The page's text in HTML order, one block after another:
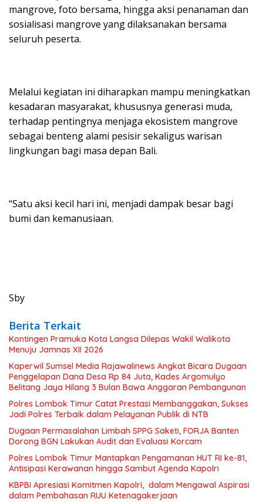
mangrove, foto bersama, hingga aksi penanaman dan
sosialisasi mangrove yang dilaksanakan bersama
seluruh peserta.
Melalui kegiatan ini diharapkan mampu meningkatkan
kesadaran masyarakat, khususnya generasi muda,
terhadap pentingnya menjaga ekosistem mangrove
sebagai benteng alami pesisir sekaligus warisan
lingkungan bagi masa depan Bali.
“Satu aksi kecil hari ini, menjadi dampak besar bagi
bumi dan kemanusiaan.
Sby
Berita Terkait
Kontingen Pramuka Kota Langsa Dilepas Wakil Walikota
Menuju Jamnas XII 2026
Kaperwil Sumsel Media Rajawalinews Angkat Bicara Dugaan
Penggelapan Dana Desa Rp 84 Juta, Kades Argomulyo
Belitang Jaya Hilang 3 Bulan Bawa Anggaran Pembangunan
Polres Lombok Timur Catat Prestasi Membanggakan, Sukses
Jadi Polres Terbaik dalam Pelayanan Publik di NTB
Dugaan Permasalahan Limbah SPPG Saketi, FORJA Banten
Dorong BGN Lakukan Audit dan Evaluasi Korcam
Polres Lombok Timur Mantapkan Pengamanan HUT RI ke-81,
Antisipasi Kerawanan hingga Sambut Agenda Kapolri
KBPBI Apresiasi Komitmen Kapolri, dalam Mengawal Aspirasi
dalam Pembahasan RUU Ketenagakerjaan